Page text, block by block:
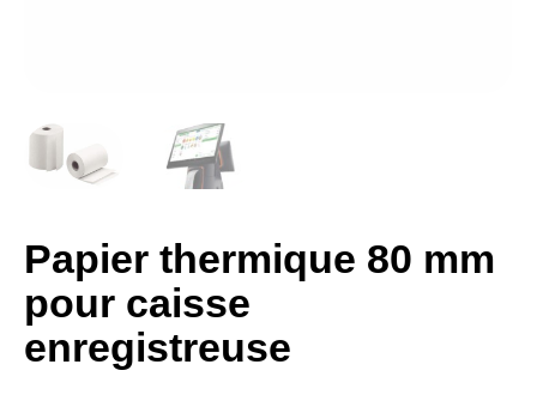
Papier thermique 80 mm
pour caisse
enregistreuse